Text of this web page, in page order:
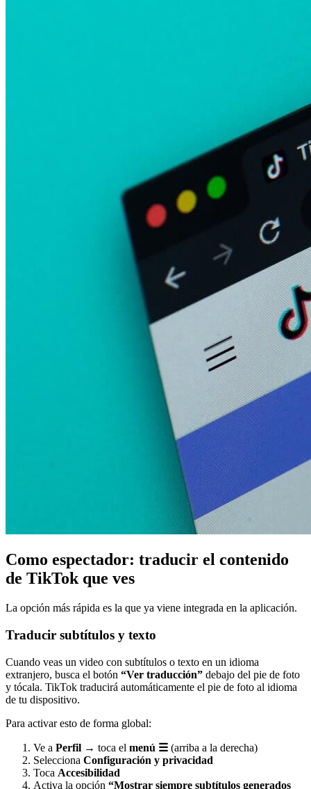
Como espectador: traducir el contenido
de TikTok que ves
La opción más rápida es la que ya viene integrada en la aplicación.
Traducir subtítulos y texto
Cuando veas un video con subtítulos o texto en un idioma
extranjero, busca el botón “Ver traducción” debajo del pie de foto
y tócala. TikTok traducirá automáticamente el pie de foto al idioma
de tu dispositivo.
Para activar esto de forma global:
Ve a Perfil → toca el menú ☰ (arriba a la derecha)
Selecciona Configuración y privacidad
Toca Accesibilidad
Activa la opción “Mostrar siempre subtítulos generados